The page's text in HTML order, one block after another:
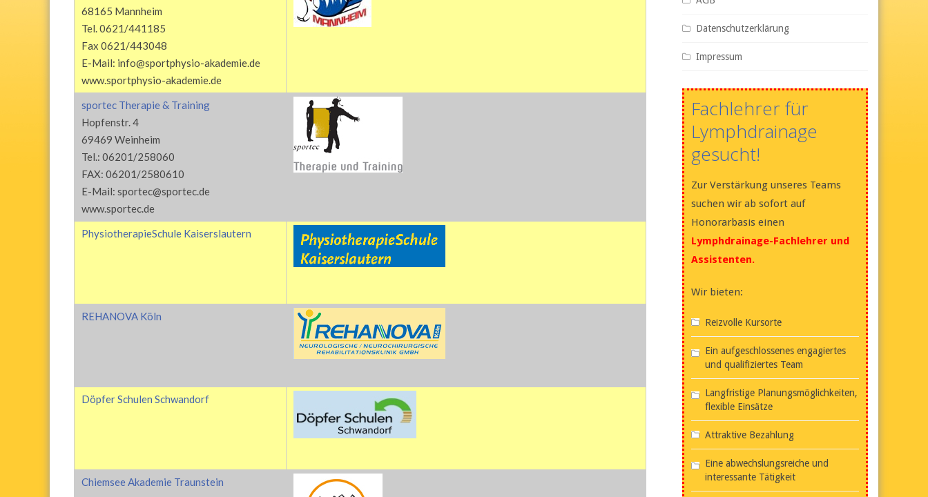
68165 Mannheim
Tel. 0621/441185
Fax 0621/443048
E-Mail: info@sportphysio-akademie.de
www.sportphysio-akademie.de
sportec Therapie & Training
Hopfenstr. 4
69469 Weinheim
Tel.: 06201/258060
FAX: 06201/2580610
E-Mail: sportec@sportec.de
www.sportec.de
PhysiotherapieSchule Kaiserslautern
REHANOVA Köln
Döpfer Schulen Schwandorf
Chiemsee Akademie Traunstein
Datenschutzerklärung
Impressum
Fachlehrer für
Lymphdrainage
gesucht!
Zur Verstärkung unseres Teams
suchen wir ab sofort auf
Honorarbasis einen
Lymphdrainage-Fachlehrer und
Assistenten.
Wir bieten:
Reizvolle Kursorte
Ein aufgeschlossenes engagiertes
und qualifiziertes Team
Langfristige Planungsmöglichkeiten,
flexible Einsätze
Attraktive Bezahlung
Eine abwechslungsreiche und
interessante Tätigkeit